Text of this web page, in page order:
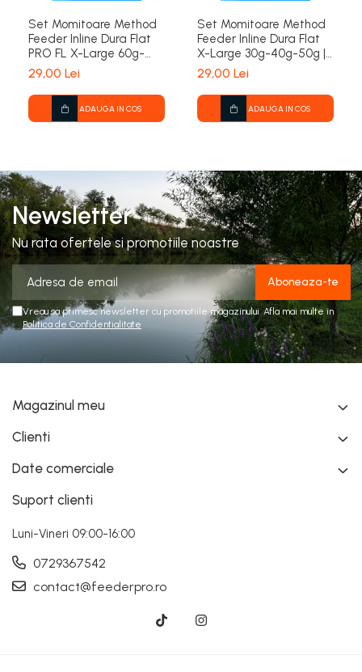
Set Momitoare Method
Feeder Inline Dura Flat
PRO FL X-Large 60g-
70g-80g | PRO FL
29,00 Lei
ADAUGA IN COS
Set Momitoare Method
Feeder Inline Dura Flat
X-Large 30g-40g-50g |
PRO FL
29,00 Lei
ADAUGA IN COS
Newsletter
Nu rata ofertele si promotiile noastre
Vreau sa primesc newsletter cu promotiile magazinului. Afla mai multe in
Politica de Confidentialitate
Magazinul meu
Clienti
Date comerciale
Suport clienti
Luni-Vineri 09:00-16:00
0729367542
contact@feederpro.ro